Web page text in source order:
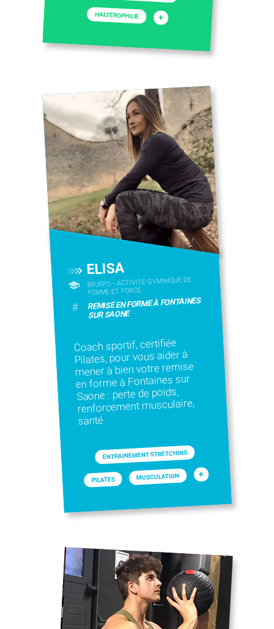
HALTÉROPHILIE +
ELISA
BPJEPS - ACTIVITÉ GYMNIQUE DE
FORME ET FORCE
# REMISE EN FORME À FONTAINES
SUR SAONE
Coach sportif, certifiée
Pilates, pour vous aider à
mener à bien votre remise
en forme à Fontaines sur
Saone : perte de poids,
renforcement musculaire,
santé
ENTRAINEMENT STRETCHING
PILATES MUSCULATION +